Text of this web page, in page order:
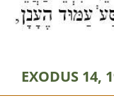
EXODUS 14,